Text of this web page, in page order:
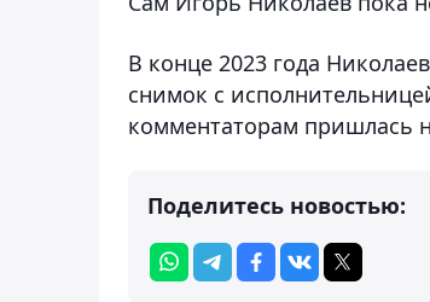
В конце 2023 года
снимок с
комментаторам пришлась
Поделитесь новостью: